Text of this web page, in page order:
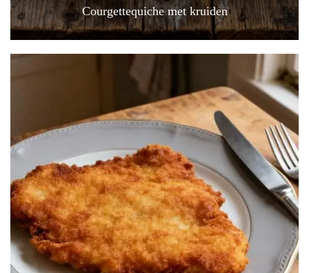
Courgettequiche met kruiden